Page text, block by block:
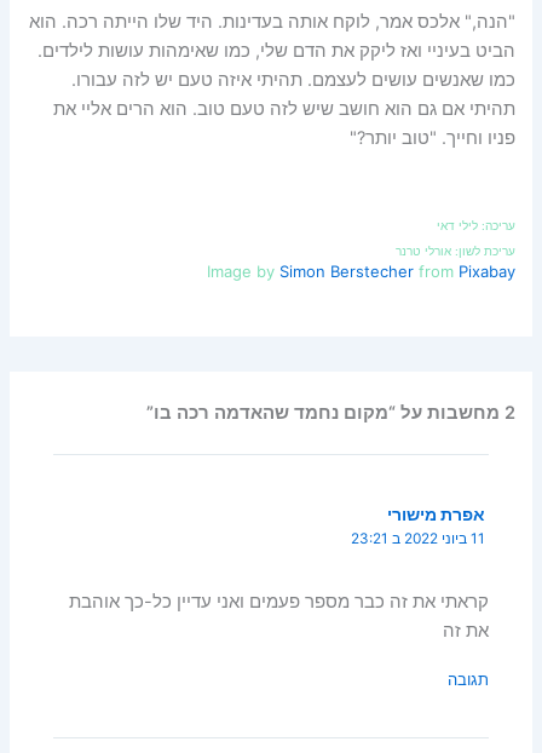
"הנה," אלכס אמר, לוקח אותה בעדינות. היד שלו הייתה רכה. הוא
הביט בעיניי ואז ליקק את הדם שלי, כמו שאימהות עושות לילדים.
כמו שאנשים עושים לעצמם. תהיתי איזה טעם יש לזה עבורו.
תהיתי אם גם הוא חושב שיש לזה טעם טוב. הוא הרים אליי את
פניו וחייך. "טוב יותר?"
עריכה: לילי דאי
עריכת לשון: אורלי טרנר
Image by Simon Berstecherfrom Pixabay
2 מחשבות על “מקום נחמד שהאדמה רכה בו”
אפרת מישורי
11 ביוני 2022 ב 23:21
קראתי את זה כבר מספר פעמים ואני עדיין כל-כך אוהבת
את זה
תגובה